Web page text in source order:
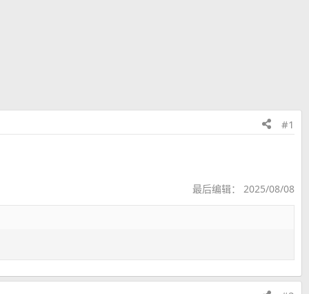
#1
最后编辑： 2025/08/08